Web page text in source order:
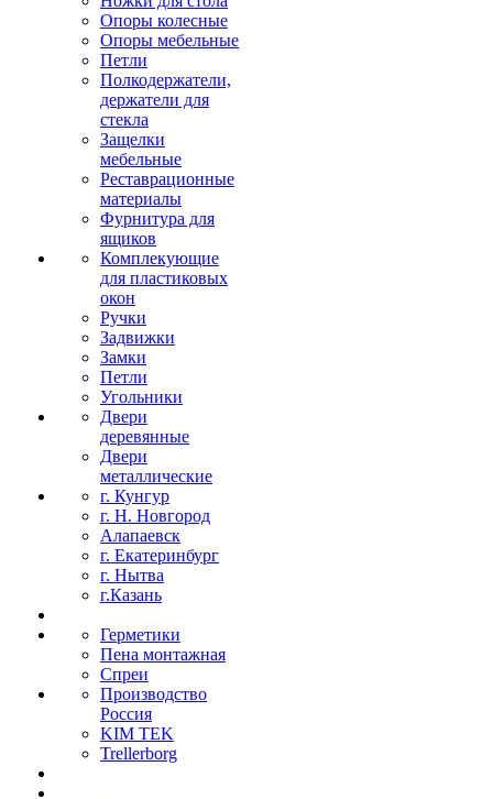
Опоры колесные
Опоры мебельные
Петли
Полкодержатели,
держатели для
стекла
Защелки
мебельные
Реставрационные
материалы
Фурнитура для
ящиков
Комплекующие
для пластиковых
окон
Ручки
Задвижки
Замки
Петли
Угольники
Двери
деревянные
Двери
металлические
г. Кунгур
г. Н. Новгород
Алапаевск
г. Екатеринбург
г. Нытва
г.Казань
Герметики
Пена монтажная
Спреи
Производство
Россия
KIM TEK
Trellerborg